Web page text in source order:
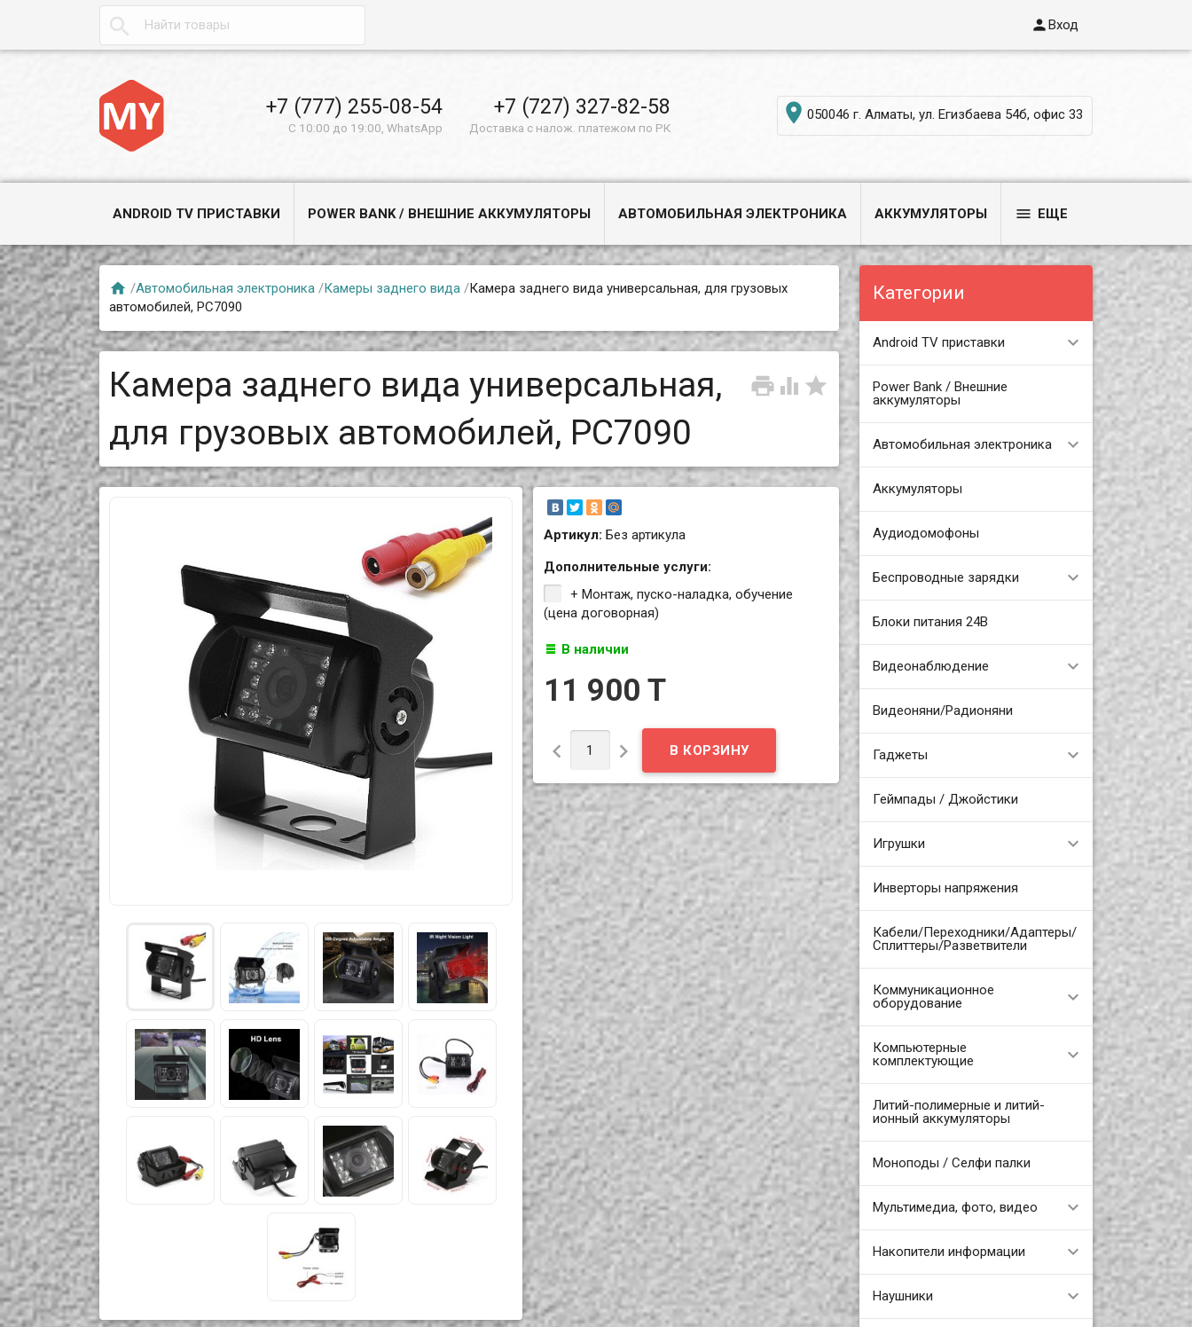
 Вход
+7 (777) 255-08-54
С 10:00 до 19:00, WhatsApp
+7 (727) 327-82-58
Доставка с налож. платежом по РК
 050046 г. Алматы, ул. Егизбаева 54б, офис 33
ANDROID TV ПРИСТАВКИ POWER BANK / ВНЕШНИЕ АККУМУЛЯТОРЫ АВТОМОБИЛЬНАЯ ЭЛЕКТРОНИКА АККУМУЛЯТОРЫ  ЕЩЕ
Категории
Android TV приставки
Power Bank / Внешние
аккумуляторы
Автомобильная электроника
Аккумуляторы
Аудиодомофоны
Беспроводные зарядки
Блоки питания 24В
Видеонаблюдение
Видеоняни/Радионяни
Гаджеты
Геймпады / Джойстики
Игрушки
Инверторы напряжения
Кабели/Переходники/Адаптеры/
Сплиттеры/Разветвители
Коммуникационное
оборудование
Компьютерные
комплектующие
Литий-полимерные и литий-
ионный аккумуляторы
Моноподы / Селфи палки
Мультимедиа, фото, видео
Накопители информации
Наушники
 /Автомобильная электроника /Камеры заднего вида /Камера заднего вида универсальная, для грузовых
автомобилей, PC7090
  
Камера заднего вида универсальная,
для грузовых автомобилей, PC7090
Артикул: Без артикула
Дополнительные услуги:
+ Монтаж, пуско-наладка, обучение
(цена договорная)
В наличии
11 900 T
 